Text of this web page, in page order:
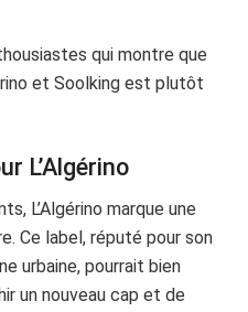
qui montre que
et Soolking est plutôt
L’Algérino
L’Algérino marque une
Ce label, réputé pour son
urbaine, pourrait bien
un nouveau cap et de